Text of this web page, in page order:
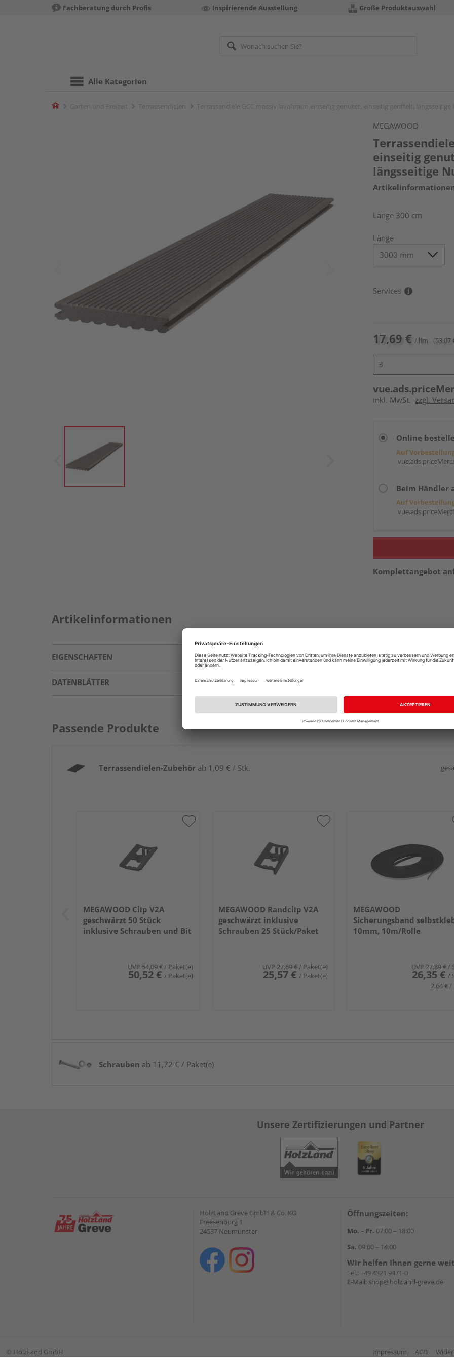
Fachberatung durch Profis Inspirierende Ausstellung Große Produktauswahl
Alle Kategorien
Home
MEGAWOOD
einseitig
längsseitige
Länge 300 cm
Länge
Services
17,69 € / lfm (53,07
inkl. MwSt. zzgl.
Online
Auf
Beim Händler
Auf
Komplettangebot
Artikelinformationen
EIGENSCHAFTEN
DATENBLÄTTER
Passende Produkte
Terrassendielen-Zubehör ab 1,09 € / Stk.
MEGAWOOD Clip V2A
geschwärzt 50 Stück
inklusive Schrauben und Bit
UVP 54,09 €/ Paket(e)
50,52 € / Paket(e)
MEGAWOOD Randclip V2A
geschwärzt inklusive
Schrauben 25 Stück/Paket
UVP 27,69 €/ Paket(e)
25,57 € / Paket(e)
MEGAWOOD
Sicherungsband
10mm, 10m/Rolle
UVP 27,89 €/
26,35 € /
2,64 € /
Schrauben ab 11,72 € / Paket(e)
Unsere Zertifizierungen und Partner
HolzLand Greve GmbH & Co. KG
Freesenburg 1
24537 Neumünster
Öffnungszeiten:
Mo. – Fr. 07:00 – 18:00
Sa. 09:00 – 14:00
Wir helfen Ihnen gerne
Tel.: +49 4321 9471-0
E-Mail: shop@holzland-greve.de
© HolzLand GmbH Impressum AGB